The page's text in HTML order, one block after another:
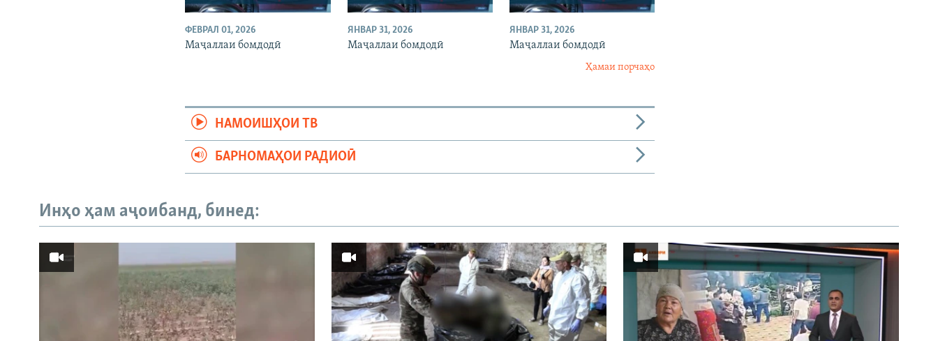
ФЕВРАЛ 01, 2026
Маҷаллаи бомдодӣ
ЯНВАР 31, 2026
Маҷаллаи бомдодӣ
ЯНВАР 31, 2026
Маҷаллаи бомдодӣ
Ҳамаи порчаҳо
НАМОИШҲОИ ТВ
БАРНОМАҲОИ РАДИОӢ
Инҳо ҳам аҷоибанд, бинед: